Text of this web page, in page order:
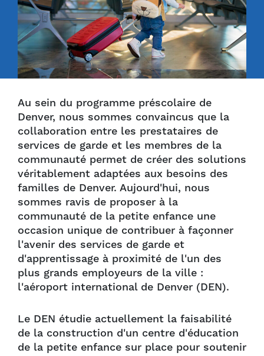
Au sein du programme préscolaire de
Denver, nous sommes convaincus que la
collaboration entre les prestataires de
services de garde et les membres de la
communauté permet de créer des solutions
véritablement adaptées aux besoins des
familles de Denver. Aujourd'hui, nous
sommes ravis de proposer à la
communauté de la petite enfance une
occasion unique de contribuer à façonner
l'avenir des services de garde et
d'apprentissage à proximité de l'un des
plus grands employeurs de la ville :
l'aéroport international de Denver (DEN).
Le DEN étudie actuellement la faisabilité
de la construction d'un centre d'éducation
de la petite enfance sur place pour soutenir